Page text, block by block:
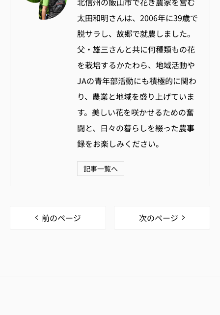
太田和明さんは、2006年に39歳で
脱サラし、故郷で就農しました。
父・雄三さんと共に何種類もの花
を栽培するかたわら、地域活動や
JAの青年部活動にも積極的に関わ
り、農業と地域を盛り上げていま
す。美しい花を咲かせるための奮
闘と、日々の暮らしを綴った農事
録をお楽しみください。
記事一覧へ
前のページ 次のページ